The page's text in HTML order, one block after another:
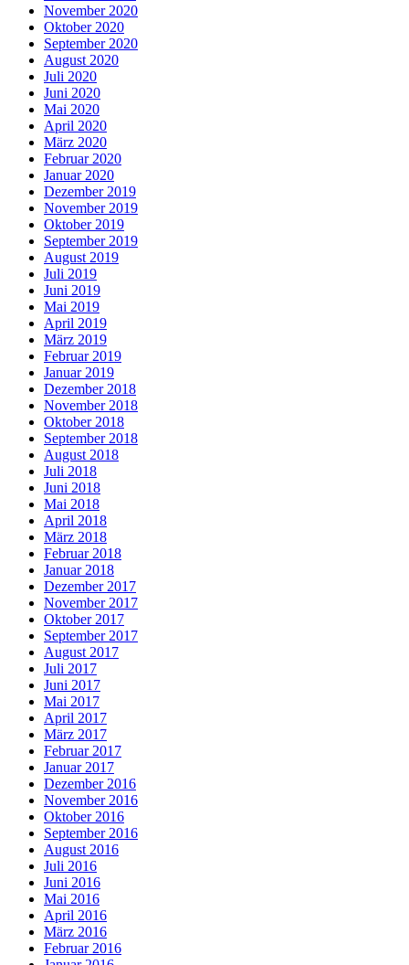
November 2020
Oktober 2020
September 2020
August 2020
Juli 2020
Juni 2020
Mai 2020
April 2020
März 2020
Februar 2020
Januar 2020
Dezember 2019
November 2019
Oktober 2019
September 2019
August 2019
Juli 2019
Juni 2019
Mai 2019
April 2019
März 2019
Februar 2019
Januar 2019
Dezember 2018
November 2018
Oktober 2018
September 2018
August 2018
Juli 2018
Juni 2018
Mai 2018
April 2018
März 2018
Februar 2018
Januar 2018
Dezember 2017
November 2017
Oktober 2017
September 2017
August 2017
Juli 2017
Juni 2017
Mai 2017
April 2017
März 2017
Februar 2017
Januar 2017
Dezember 2016
November 2016
Oktober 2016
September 2016
August 2016
Juli 2016
Juni 2016
Mai 2016
April 2016
März 2016
Februar 2016